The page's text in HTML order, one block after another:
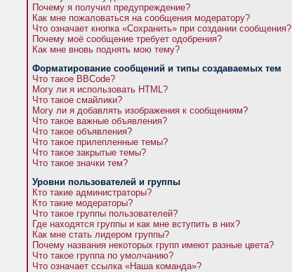
Почему я получил предупреждение?
Как мне пожаловаться на сообщения модератору?
Что означает кнопка «Сохранить» при создании сообщения?
Почему моё сообщение требует одобрения?
Как мне вновь поднять мою тему?
Форматирование сообщений и типы создаваемых тем
Что такое BBCode?
Могу ли я использовать HTML?
Что такое смайлики?
Могу ли я добавлять изображения к сообщениям?
Что такое важные объявления?
Что такое объявления?
Что такое прилепленные темы?
Что такое закрытые темы?
Что такое значки тем?
Уровни пользователей и группы
Кто такие администраторы?
Кто такие модераторы?
Что такое группы пользователей?
Где находятся группы и как мне вступить в них?
Как мне стать лидером группы?
Почему названия некоторых групп имеют разные цвета?
Что такое группа по умолчанию?
Что означает ссылка «Наша команда»?